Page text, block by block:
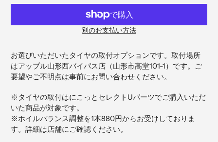
別のお支払い方法
ー
ト
に
商
品
を
追
加
す
お選びいただいたタイヤの取付オプションです。取付場所
はアップル山形西バイパス店（山形市高堂101-1）です。ご
要望やご不明点は事前にお問い合わせください。
※タイヤの取付はにこっとセレクトUパーツでご購入いただ
いた商品が対象です。
※ホイルバランス調整を1本880円からお受けしておりま
す。詳細は店舗にご確認ください。